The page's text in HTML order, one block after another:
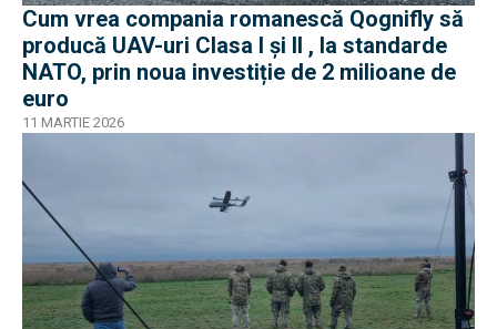
Cum vrea compania romanescă Qognifly să
producă UAV-uri Clasa I și II , la standarde
NATO, prin noua investiție de 2 milioane de
euro
11 MARTIE 2026